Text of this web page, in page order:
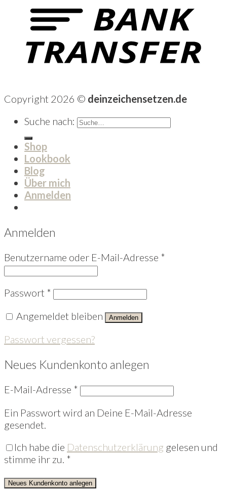
Copyright 2026 © deinzeichensetzen.de
Suche nach:
Shop
Lookbook
Blog
Über mich
Anmelden
Anmelden
Benutzername oder E-Mail-Adresse *
Passwort *
Angemeldet bleiben
Anmelden
Passwort vergessen?
Neues Kundenkonto anlegen
E-Mail-Adresse *
Ein Passwort wird an Deine E-Mail-Adresse
gesendet.
Ich habe die Datenschutzerklärung gelesen und
stimme ihr zu. *
Neues Kundenkonto anlegen